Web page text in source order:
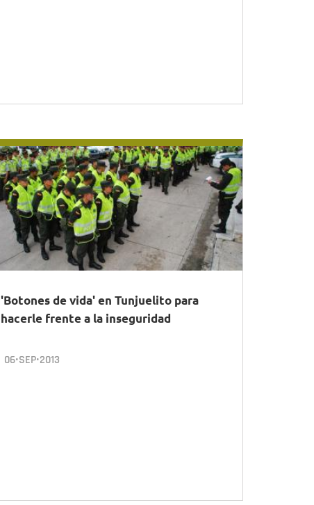
'Botones de vida' en Tunjuelito para
hacerle frente a la inseguridad
06•SEP•2013